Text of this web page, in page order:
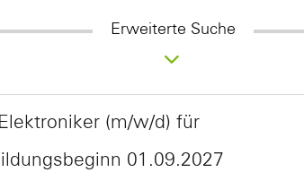
Erweiterte Suche
(m/w/d) für
01.09.2027